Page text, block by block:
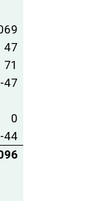
47
71
-47
0
-44